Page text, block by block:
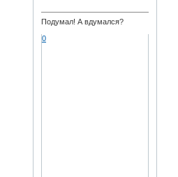
Подумал! А вдумался?
0